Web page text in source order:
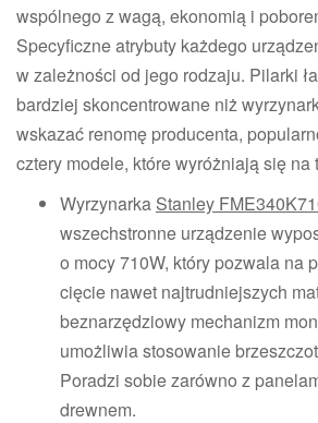
wspólnego z wagą, ekonomią i
Specyficzne atrybuty każdego
w zależności od jego rodzaju. Pilarki
bardziej skoncentrowane niż
wskazać renomę producenta,
cztery modele, które wyróżniają się na
Wyrzynarka Stanley
wszechstronne urządzenie
o mocy 710W, który pozwala na
cięcie nawet najtrudniejszych
beznarzędziowy mechanizm
umożliwia stosowanie
Poradzi sobie zarówno z
drewnem.